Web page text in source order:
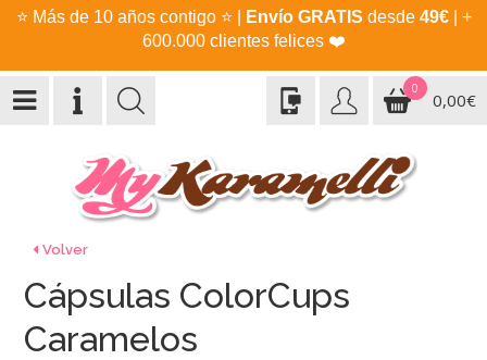
⭐ Más de 10 años contigo ⭐ Envío GRATIS desde 49€| +
600.000 clientes felices ❤️
0
0,00€
Volver
Cápsulas ColorCups
Caramelos